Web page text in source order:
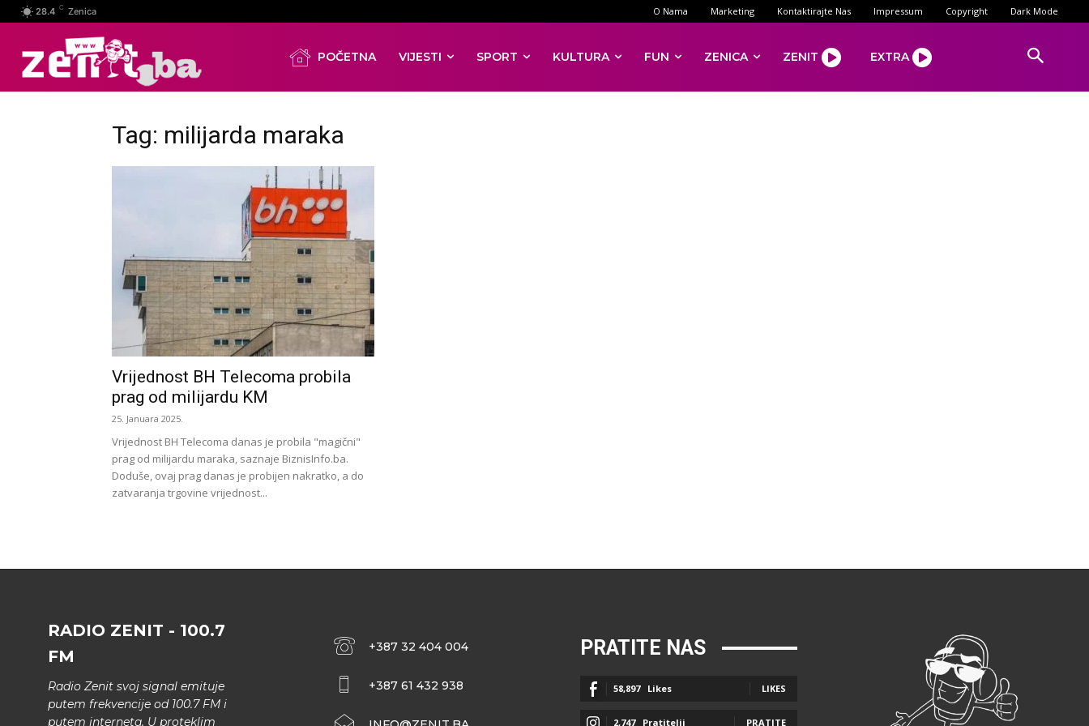
28.4 C Zenica O Nama Marketing Kontaktirajte Nas Impressum Copyright Dark Mode
POČETNA VIJESTI SPORT KULTURA FUN ZENICA ZENIT EXTRA
Tag: milijarda maraka
Vrijednost BH Telecoma probila
prag od milijardu KM
25. Januara 2025.
Vrijednost BH Telecoma danas je probila "magični"
prag od milijardu maraka, saznaje BiznisInfo.ba.
Doduše, ovaj prag danas je probijen nakratko, a do
zatvaranja trgovine vrijednost...
RADIO ZENIT - 100.7
FM
Radio Zenit svoj signal emituje
putem frekvencije od 100.7 FM i
putem interneta. U proteklim
+387 32 404 004
+387 61 432 938
PRATITE NAS
58,897 Likes LIKES
2,747 Pratitelji PRATITE